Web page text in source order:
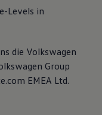
Levels in
die Volkswagen
Group
EMEA Ltd.